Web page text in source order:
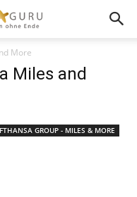
More
Miles and
GROUP - MILES & MORE